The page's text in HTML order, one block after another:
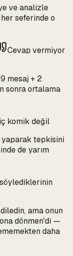
ve analizle
seferinde o
Cevap vermiyor
mesaj + 2
sonra ortalama
komik değil
yaparak tepkisini
de yarım
ama onun
dönmen'di —
daha